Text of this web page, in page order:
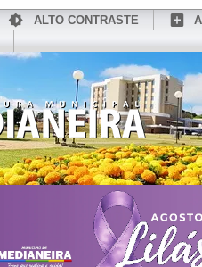
ALTO CONTRASTE
CONHEÇA MEDIANEIRA